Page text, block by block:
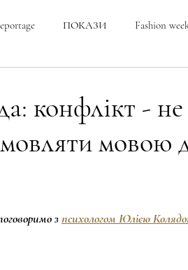
ПОКАЗИ Fashion
конфлікт -
мовою
з психологом Юлією